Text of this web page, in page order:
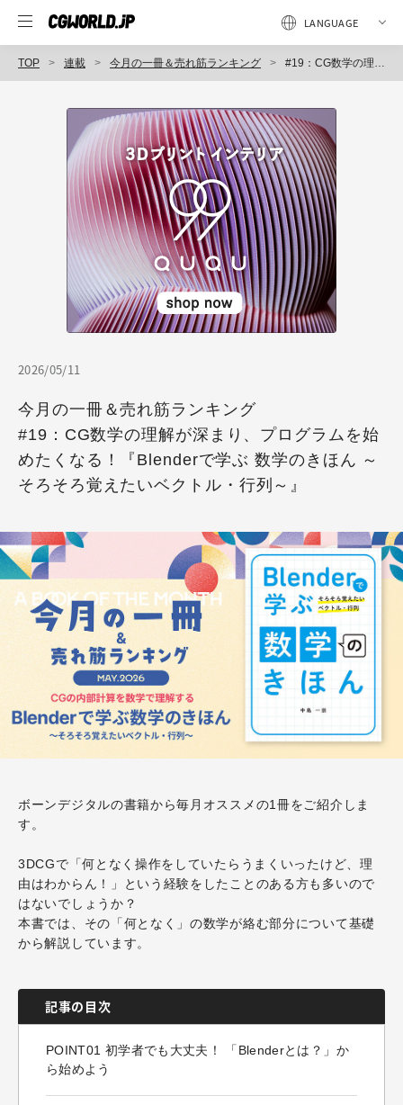
TOP 連載 今月の一冊＆売れ筋ランキング #19：CG数学の理解が深まり、プログラムを始めたくなる！『Blenderで学ぶ 数学のきほん ～そろそろ覚えたいベクトル・行列～』
2026/05/11
今月の一冊＆売れ筋ランキング
#19：CG数学の理解が深まり、プログラムを始
めたくなる！『Blenderで学ぶ 数学のきほん ～
そろそろ覚えたいベクトル・行列～』
ボーンデジタルの書籍から毎月オススメの1冊をご紹介しま
す。
3DCGで「何となく操作をしていたらうまくいったけど、理
由はわからん！」という経験をしたことのある方も多いので
はないでしょうか？
本書では、その「何となく」の数学が絡む部分について基礎
から解説しています。
記事の目次
POINT01 初学者でも大丈夫！ 「Blenderとは？」か
ら始めよう